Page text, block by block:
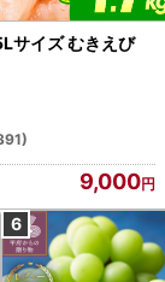
サイズ むきえび
9,000